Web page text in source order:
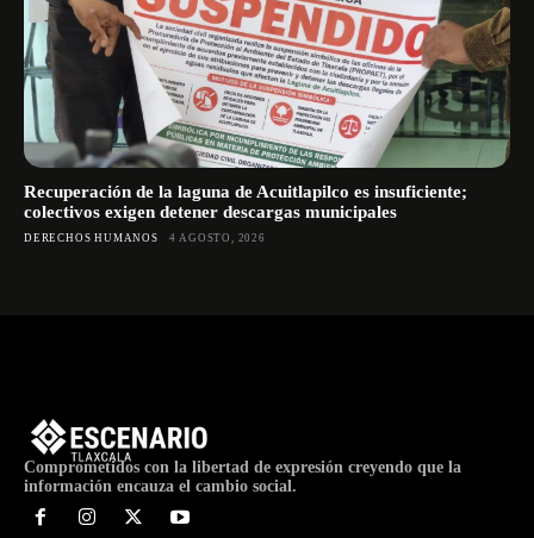
Recuperación de la laguna de Acuitlapilco es insuficiente;
colectivos exigen detener descargas municipales
DERECHOS HUMANOS 4 AGOSTO, 2026
Comprometidos con la libertad de expresión creyendo que la
información encauza el cambio social.